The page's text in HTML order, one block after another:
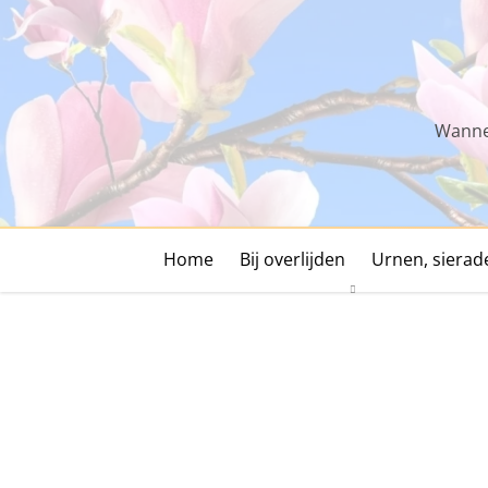
Skip
to
content
Home Bij overlijden Urnen,